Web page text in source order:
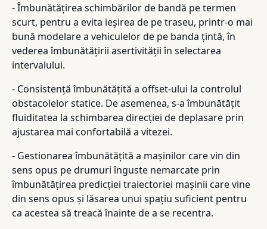
- Îmbunătățirea schimbărilor de bandă pe termen
scurt, pentru a evita ieșirea de pe traseu, printr-o mai
bună modelare a vehiculelor de pe banda țintă, în
vederea îmbunătățirii asertivității în selectarea
intervalului.
- Consistență îmbunătățită a offset-ului la controlul
obstacolelor statice. De asemenea, s-a îmbunătățit
fluiditatea la schimbarea direcției de deplasare prin
ajustarea mai confortabilă a vitezei.
- Gestionarea îmbunătățită a mașinilor care vin din
sens opus pe drumuri înguste nemarcate prin
îmbunătățirea predicției traiectoriei mașinii care vine
din sens opus și lăsarea unui spațiu suficient pentru
ca acestea să treacă înainte de a se recentra.